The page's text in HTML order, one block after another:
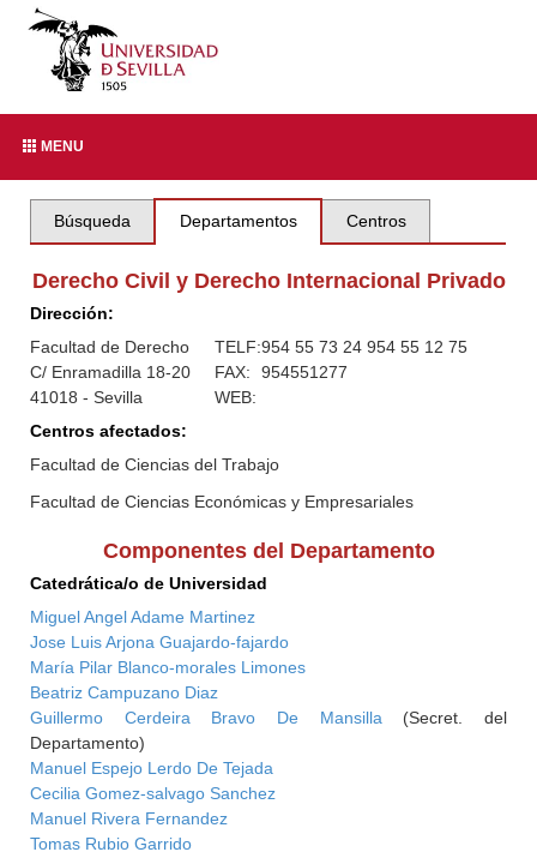
MENU
Búsqueda Departamentos Centros
Derecho Civil y Derecho Internacional Privado
Dirección:
Facultad de Derecho
C/ Enramadilla 18-20
41018 - Sevilla
TELF:954 55 73 24 954 55 12 75
FAX:
954551277
WEB:
Centros afectados:
Facultad de Ciencias del Trabajo
Facultad de Ciencias Económicas y Empresariales
Componentes del Departamento
Catedrática/o de Universidad
Miguel Angel Adame Martinez
Jose Luis Arjona Guajardo-fajardo
María Pilar Blanco-morales Limones
Beatriz Campuzano Diaz
Guillermo Cerdeira Bravo De Mansilla (Secret. del
Departamento)
Manuel Espejo Lerdo De Tejada
Cecilia Gomez-salvago Sanchez
Manuel Rivera Fernandez
Tomas Rubio Garrido